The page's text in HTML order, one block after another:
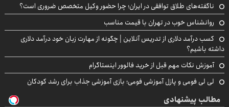
ناگفته‌های طلاق توافقی در ایران؛ چرا حضور وکیل متخصص ضروری است؟
روانشناس خوب در تهران با قیمت مناسب
کسب درآمد دلاری از تدریس آنلاین | چگونه از مهارت زبان خود درآمد دلاری
داشته باشیم؟
آموزش نکات مهم قبل از خرید فالوور اینستاگرام
لی لی فومی و پازل آموزشی فومی؛ بازی آموزشی جذاب برای رشد کودکان
مطالب پیشنهادی